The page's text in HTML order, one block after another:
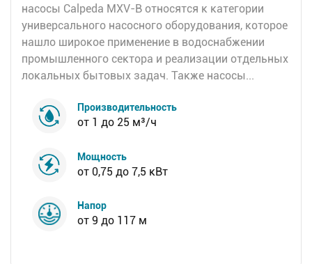
насосы Calpeda MXV-B относятся к категории
универсального насосного оборудования, которое
нашло широкое применение в водоснабжении
промышленного сектора и реализации отдельных
локальных бытовых задач. Также насосы...
Производительность
от 1 до 25 м³/ч
Мощность
от 0,75 до 7,5 кВт
Напор
от 9 до 117 м